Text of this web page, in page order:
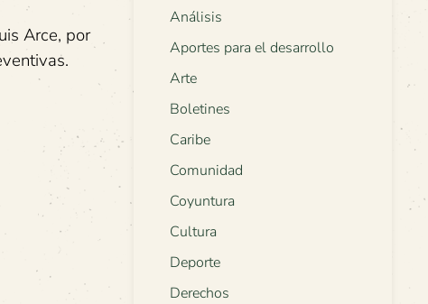
Arce, por
Análisis
Aportes para el desarrollo
Arte
Boletines
Caribe
Comunidad
Coyuntura
Cultura
Deporte
Derechos